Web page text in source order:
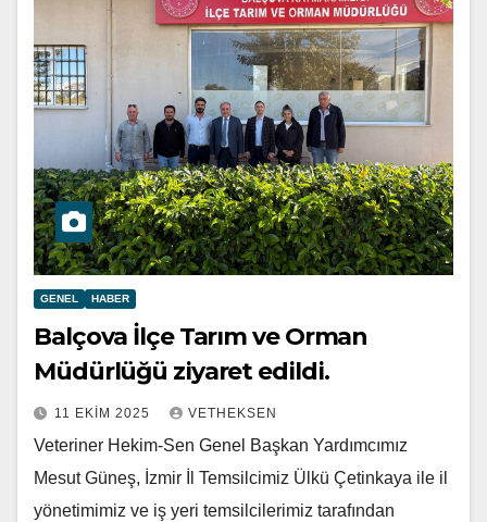
GENEL HABER
Balçova İlçe Tarım ve Orman
Müdürlüğü ziyaret edildi.
11 EKIM 2025 VETHEKSEN
Veteriner Hekim-Sen Genel Başkan Yardımcımız
Mesut Güneş, İzmir İl Temsilcimiz Ülkü Çetinkaya ile il
yönetimimiz ve iş yeri temsilcilerimiz tarafından